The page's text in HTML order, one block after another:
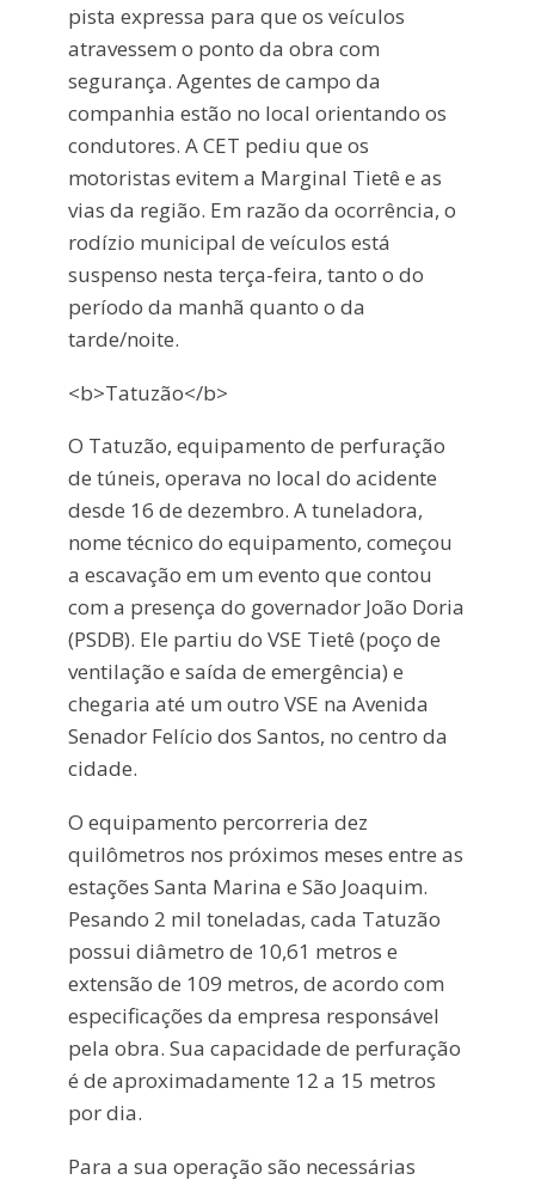
pista expressa para que os veículos
atravessem o ponto da obra com
segurança. Agentes de campo da
companhia estão no local orientando os
condutores. A CET pediu que os
motoristas evitem a Marginal Tietê e as
vias da região. Em razão da ocorrência, o
rodízio municipal de veículos está
suspenso nesta terça-feira, tanto o do
período da manhã quanto o da
tarde/noite.
<b>Tatuzão</b>
O Tatuzão, equipamento de perfuração
de túneis, operava no local do acidente
desde 16 de dezembro. A tuneladora,
nome técnico do equipamento, começou
a escavação em um evento que contou
com a presença do governador João Doria
(PSDB). Ele partiu do VSE Tietê (poço de
ventilação e saída de emergência) e
chegaria até um outro VSE na Avenida
Senador Felício dos Santos, no centro da
cidade.
O equipamento percorreria dez
quilômetros nos próximos meses entre as
estações Santa Marina e São Joaquim.
Pesando 2 mil toneladas, cada Tatuzão
possui diâmetro de 10,61 metros e
extensão de 109 metros, de acordo com
especificações da empresa responsável
pela obra. Sua capacidade de perfuração
é de aproximadamente 12 a 15 metros
por dia.
Para a sua operação são necessárias